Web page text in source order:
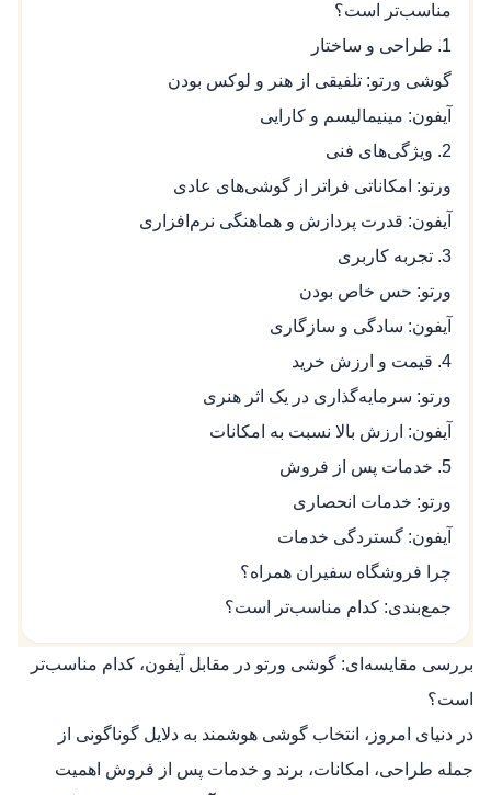
مناسب‌تر است؟
1. طراحی و ساختار
گوشی ورتو: تلفیقی از هنر و لوکس بودن
آیفون: مینیمالیسم و کارایی
2. ویژگی‌های فنی
ورتو: امکاناتی فراتر از گوشی‌های عادی
آیفون: قدرت پردازش و هماهنگی نرم‌افزاری
3. تجربه کاربری
ورتو: حس خاص بودن
آیفون: سادگی و سازگاری
4. قیمت و ارزش خرید
ورتو: سرمایه‌گذاری در یک اثر هنری
آیفون: ارزش بالا نسبت به امکانات
5. خدمات پس از فروش
ورتو: خدمات انحصاری
آیفون: گستردگی خدمات
چرا فروشگاه سفیران همراه؟
جمع‌بندی: کدام مناسب‌تر است؟
بررسی مقایسه‌ای: گوشی ورتو در مقابل آیفون، کدام مناسب‌تر
است؟
در دنیای امروز، انتخاب گوشی هوشمند به دلایل گوناگونی از
جمله طراحی، امکانات، برند و خدمات پس از فروش اهمیت